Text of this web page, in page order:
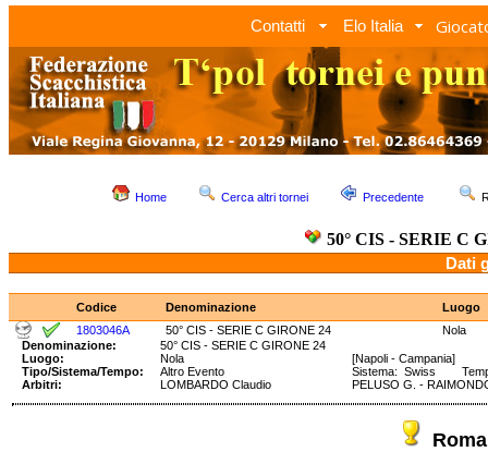
Contatti Elo Italia
Home Cerca altri tornei Precedente
50° CIS - SERIE C
Dati
Codice Denominazione
Luogo
1803046A
50° CIS - SERIE C GIRONE 24
Nola
Denominazione:
50° CIS - SERIE C GIRONE 24
Luogo:
Nola
[Napoli - Campania]
Tipo/Sistema/Tempo:
Altro Evento
Sistema: Swiss
Arbitri:
LOMBARDO Claudio PELUSO G. -